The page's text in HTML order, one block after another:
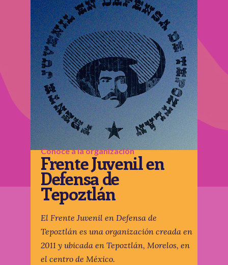
Conoce a la organización
Frente Juvenil en
Defensa de
Tepoztlán
El Frente Juvenil en Defensa de
Tepoztlán es una organización creada en
2011 y ubicada en Tepoztlán, Morelos, en
el centro de México.